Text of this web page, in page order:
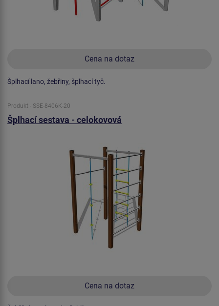
Cena na dotaz
Šplhací lano, žebřiny, šplhací tyč.
Produkt - SSE-8406K-20
Šplhací sestava - celokovová
Cena na dotaz